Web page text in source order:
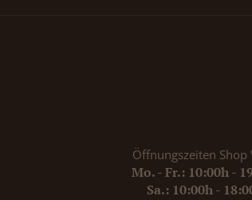
Öffnungszeiten Shop
Mo. - Fr.: 10:00h -
Sa.: 10:00h -